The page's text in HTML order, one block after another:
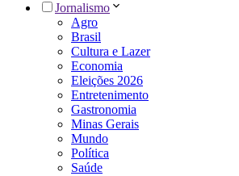
Jornalismo
Agro
Brasil
Cultura e Lazer
Economia
Eleições 2026
Entretenimento
Gastronomia
Minas Gerais
Mundo
Política
Saúde